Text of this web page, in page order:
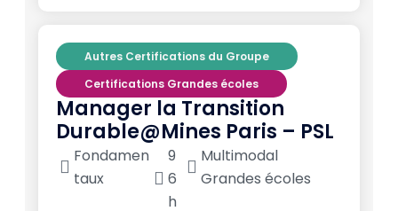
Autres Certifications du Groupe
Certifications Grandes écoles
Manager la Transition
Durable@Mines Paris – PSL
Fondamen
taux
9
6
h
Multimodal
Grandes écoles